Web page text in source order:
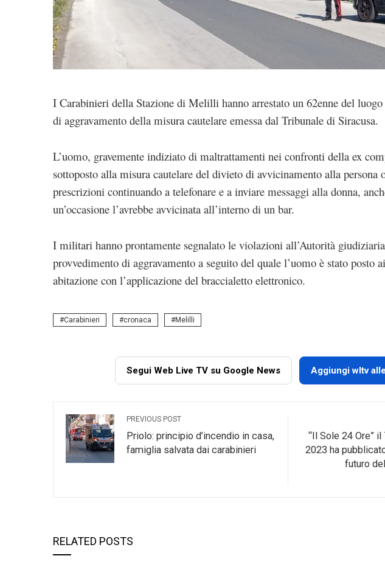
I Carabinieri della Stazione di Melilli hanno arrestato un 62enne del luogo
di aggravamento della misura cautelare emessa dal Tribunale di Siracusa.
L’uomo, gravemente indiziato di maltrattamenti nei confronti della ex
sottoposto alla misura cautelare del divieto di avvicinamento alla persona
prescrizioni continuando a telefonare e a inviare messaggi alla donna,
un’occasione l’avrebbe avvicinata all’interno di un bar.
I militari hanno prontamente segnalato le violazioni all’Autorità
provvedimento di aggravamento a seguito del quale l’uomo è stato posto
abitazione con l’applicazione del braccialetto elettronico.
Carabinieri cronaca Melilli
Segui Web Live TV su Google News Aggiungi wltv
PREVIOUS POST
Priolo: principio d’incendio in casa,
famiglia salvata dai carabinieri
“Il Sole 24 Ore”
2023 ha
futuro
RELATED POSTS